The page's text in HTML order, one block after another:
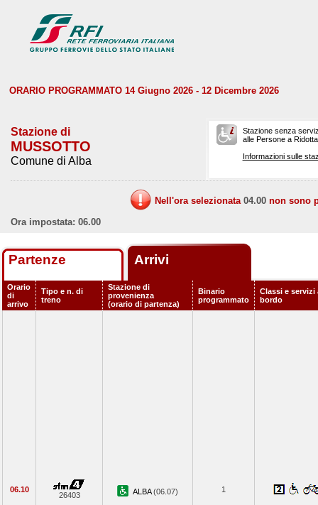
ORARIO PROGRAMMATO 14 Giugno 2026 - 12 Dicembre 2026
Stazione di
MUSSOTTO
Comune di Alba
Stazione senza
alle Persone a
Informazioni sulle
Nell'ora selezionata 04.00 non sono
Ora impostata: 06.00
Partenze Arrivi
Orario
di
arrivo
Tipo e n. di
treno
Stazione di
provenienza
(orario di partenza)
Binario
programmato
Classi e servizi
bordo
06.10
26403 ALBA(06.07) 1